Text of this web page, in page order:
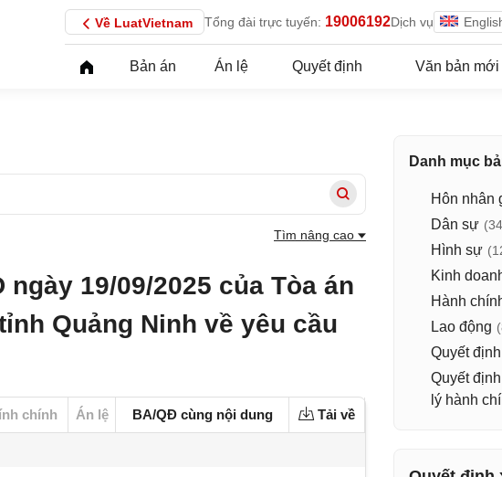
Về LuatVietnam Tổng đài trực tuyến: 19006192Dịch vụ
Bản án Án lệ Quyết định Văn bản mới
Tìm nâng cao
19/09/2025 của Tòa án
Quảng Ninh về yêu cầu
chính Án lệ BA/QĐ cùng nội dung Tải về
Danh mục
Hôn nhân
Dân sự
Hình sự
Kinh
Hành
Lao động
Quyết
Quyết
lý hành